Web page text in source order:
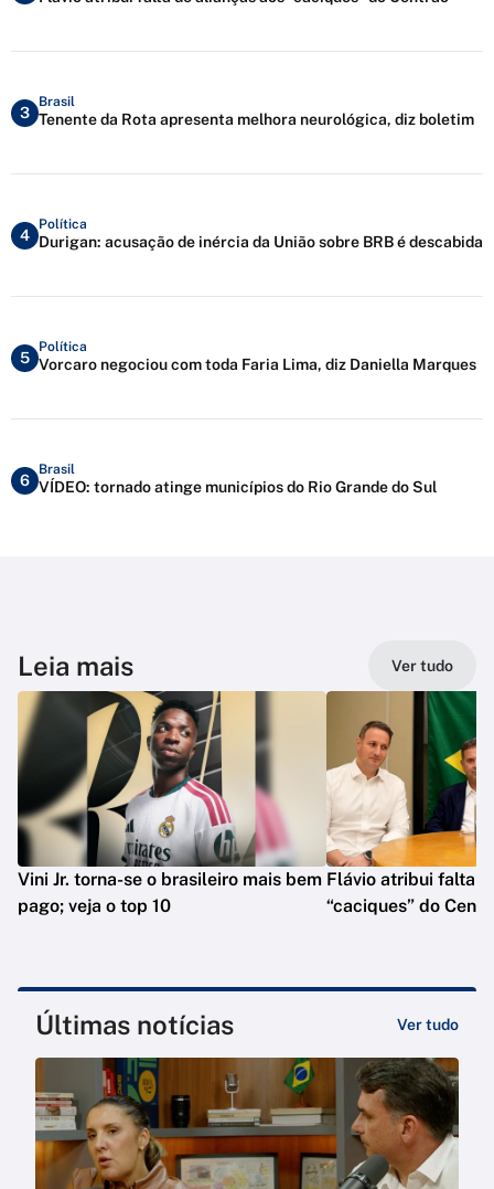
3
Brasil
Tenente da Rota apresenta melhora neurológica, diz boletim
4
Política
Durigan: acusação de inércia da União sobre BRB é descabida
5
Política
Vorcaro negociou com toda Faria Lima, diz Daniella Marques
6
Brasil
VÍDEO: tornado atinge municípios do Rio Grande do Sul
Leia mais Ver tudo
Vini Jr. torna-se o brasileiro mais bem
pago; veja o top 10
Flávio atribui falta
“caciques” do
Últimas notícias Ver tudo